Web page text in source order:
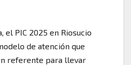
el PIC 2025 en Riosucio
de atención que
referente para llevar